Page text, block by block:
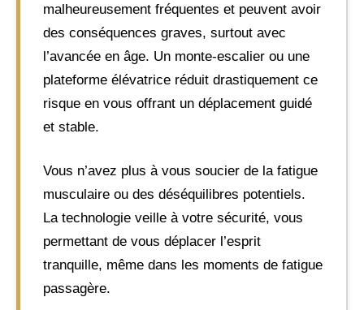
malheureusement fréquentes et peuvent avoir
des conséquences graves, surtout avec
l’avancée en âge. Un monte-escalier ou une
plateforme élévatrice réduit drastiquement ce
risque en vous offrant un déplacement guidé
et stable.
Vous n’avez plus à vous soucier de la fatigue
musculaire ou des déséquilibres potentiels.
La technologie veille à votre sécurité, vous
permettant de vous déplacer l’esprit
tranquille, même dans les moments de fatigue
passagère.